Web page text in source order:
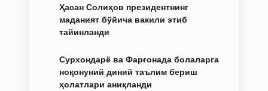
Ҳасан Солиҳов президентнинг
маданият бўйича вакили этиб
тайинланди
Сурхондарё ва Фарғонада болаларга
ноқонуний диний таълим бериш
ҳолатлари аниқланди